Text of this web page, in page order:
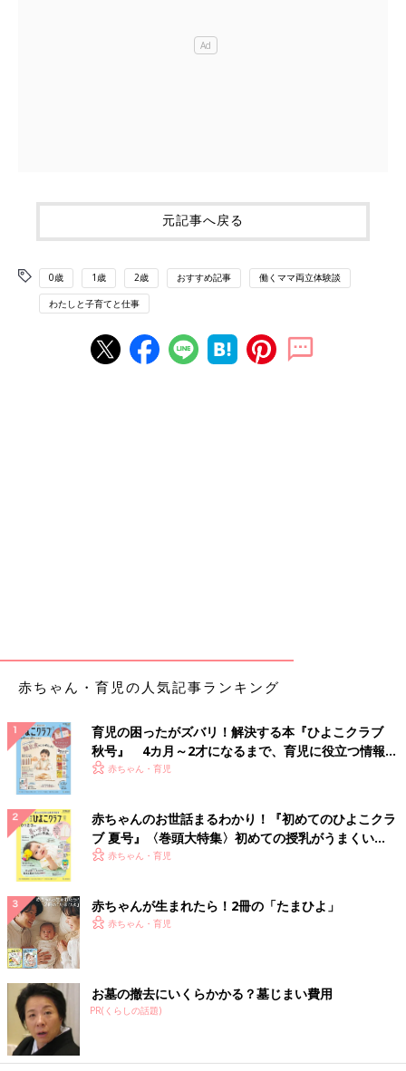
元記事へ戻る
0歳 1歳 2歳 おすすめ記事 働くママ両立体験談
わたしと子育てと仕事
赤ちゃん・育児の人気記事ランキング
育児の困ったがズバリ！解決する本『ひよこクラブ
秋号』 4カ月～2才になるまで、育児に役立つ情報が
いっぱい！
赤ちゃん・育児
赤ちゃんのお世話まるわかり！『初めてのひよこクラ
ブ 夏号』〈巻頭大特集〉初めての授乳がうまくい
く！ おっぱい・ミルクの基本と夏のトラブル 解決テ
赤ちゃん・育児
赤ちゃんが生まれたら！2冊の「たまひよ」
赤ちゃん・育児
お墓の撤去にいくらかかる？墓じまい費用
PR(くらしの話題)